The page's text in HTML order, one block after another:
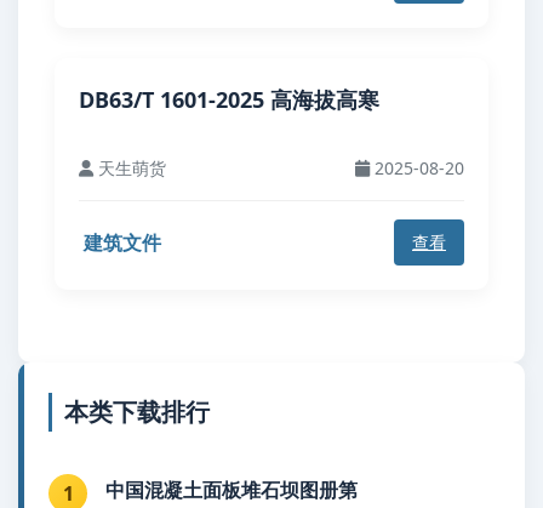
DB63/T 1601-2025 高海拔高寒
天生萌货 2025-08-20
建筑文件 查看
本类下载排行
1 中国混凝土面板堆石坝图册第